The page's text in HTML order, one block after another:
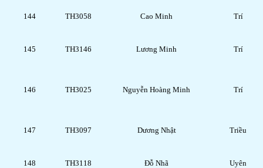
144 TH3058 Cao Minh Trí
145 TH3146 Lương Minh Trí
146 TH3025 Nguyễn Hoàng Minh Trí
147 TH3097 Dương Nhật Triều
148 TH3118 Đỗ Nhã Uyên